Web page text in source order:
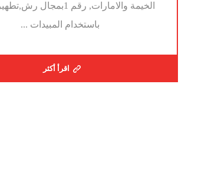
الخيمة والامارات, رقم 1بمجال
باستخدام المبيدات ...
اقرأ أكثر